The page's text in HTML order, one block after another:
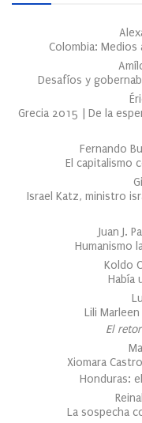
Colombia:
Desafíos y
Grecia 2015 | De la
Fernando
El capitalismo
Israel Katz, ministro
Juan J.
Humanismo
Koldo
Había
Lili
El
Xiomara
Honduras:
La sospecha